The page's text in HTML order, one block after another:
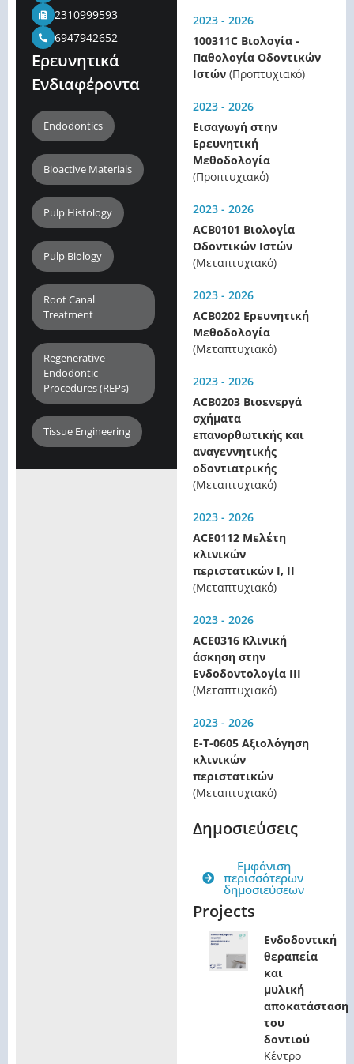
2310999593
6947942652
Ερευνητικά
Ενδιαφέροντα
Endodontics
Bioactive Materials
Pulp Histology
Pulp Biology
Root Canal
Treatment
Regenerative
Endodontic
Procedures (REPs)
Tissue Engineering
2023 - 2026
100311C Βιολογία -
Παθολογία Οδοντικών
Ιστών (Προπτυχιακό)
2023 - 2026
Εισαγωγή στην
Ερευνητική
Μεθοδολογία
(Προπτυχιακό)
2023 - 2026
ACB0101 Βιολογία
Οδοντικών Ιστών
(Μεταπτυχιακό)
2023 - 2026
ACB0202 Ερευνητική
Μεθοδολογία
(Μεταπτυχιακό)
2023 - 2026
ACB0203 Βιοενεργά
σχήματα
επανορθωτικής και
αναγεννητικής
οδοντιατρικής
(Μεταπτυχιακό)
2023 - 2026
ACE0112 Μελέτη
κλινικών
περιστατικών Ι, II
(Μεταπτυχιακό)
2023 - 2026
ACE0316 Κλινική
άσκηση στην
Ενδοδοντολογία ΙΙΙ
(Μεταπτυχιακό)
2023 - 2026
E-T-0605 Αξιολόγηση
κλινικών
περιστατικών
(Μεταπτυχιακό)
Δημοσιεύσεις
Εμφάνιση
περισσότερων
δημοσιεύσεων
Projects
Ενδοδοντική
θεραπεία
και
μυλική
αποκατάσταση
του
δοντιού
Κέντρο